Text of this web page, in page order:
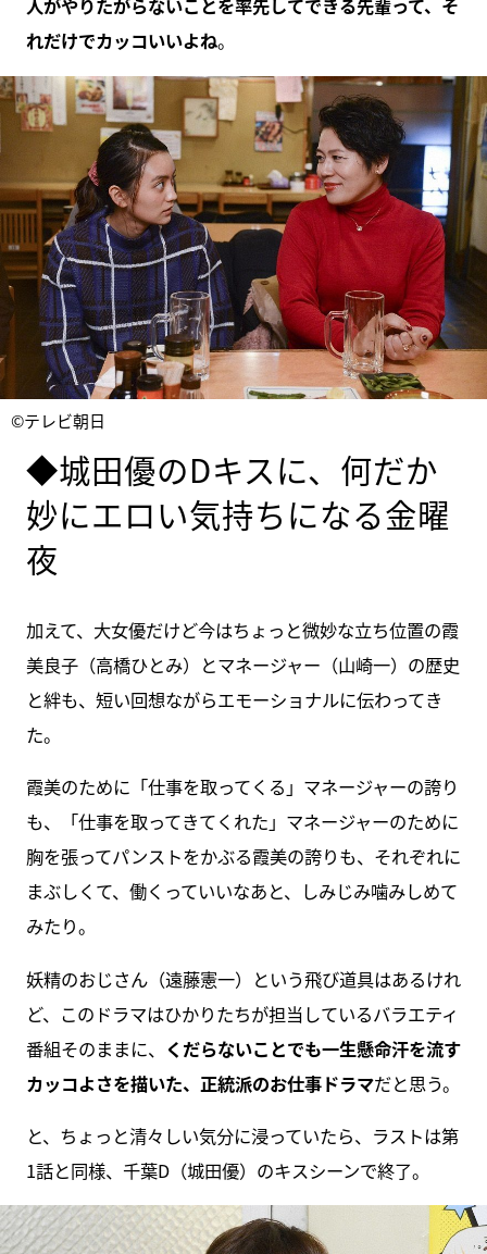
人がやりたがらないことを率先してできる先輩って、そ
れだけでカッコいいよね。
©テレビ朝日
◆城田優のDキスに、何だか
妙にエロい気持ちになる金曜
夜
加えて、大女優だけど今はちょっと微妙な立ち位置の霞
美良子（高橋ひとみ）とマネージャー（山崎一）の歴史
と絆も、短い回想ながらエモーショナルに伝わってき
た。
霞美のために「仕事を取ってくる」マネージャーの誇り
も、「仕事を取ってきてくれた」マネージャーのために
胸を張ってパンストをかぶる霞美の誇りも、それぞれに
まぶしくて、働くっていいなあと、しみじみ噛みしめて
みたり。
妖精のおじさん（遠藤憲一）という飛び道具はあるけれ
ど、このドラマはひかりたちが担当しているバラエティ
番組そのままに、
くだらないことでも一生懸命汗を流す
カッコよさを描いた、正統派のお仕事ドラマだと思う。
と、ちょっと清々しい気分に浸っていたら、ラストは第
1話と同様、千葉D（城田優）のキスシーンで終了。